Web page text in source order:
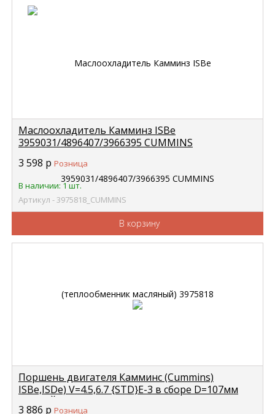
Маслоохладитель Камминз ISBe
3959031/4896407/3966395 CUMMINS
3 598 р Розница
В наличии: 1 шт.
Артикул - 3975818_CUMMINS
В корзину
Поршень двигателя Камминс (Cummins)
ISBe,ISDe) V=4.5,6.7 {STD}E-3 в сборе D=107мм
3 886 р Розница